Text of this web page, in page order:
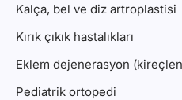
Kalça, bel ve diz artroplastisi
Kırık çıkık hastalıkları
Eklem dejenerasyon
Pediatrik ortopedi